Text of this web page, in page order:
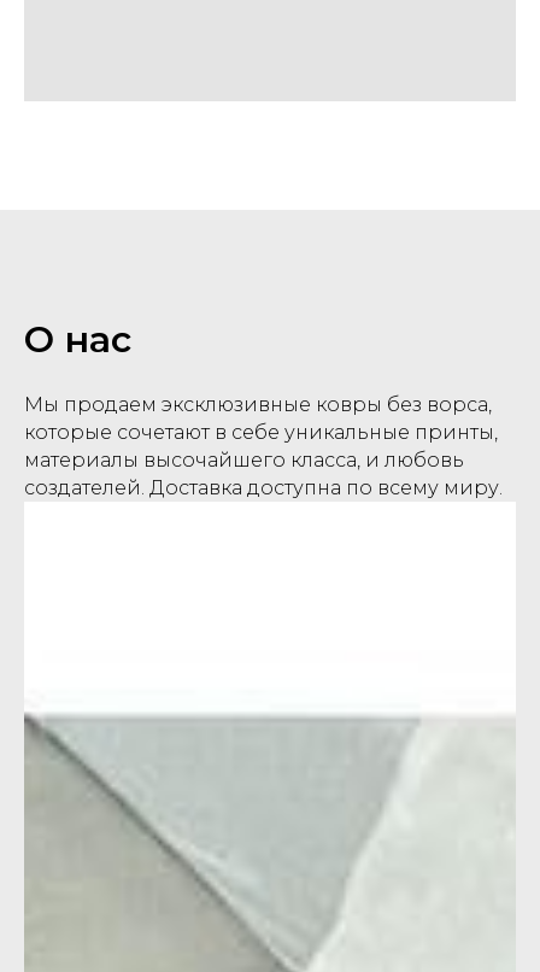
О нас
Мы продаем эксклюзивные ковры без ворса,
которые сочетают в себе уникальные принты,
материалы высочайшего класса, и любовь
создателей. Доставка доступна по всему миру.